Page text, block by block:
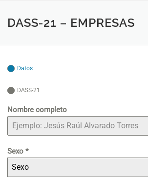
contenido
DASS-21 – EMPRESAS
Datos
DASS-21
Nombre completo
Sexo *
Sexo